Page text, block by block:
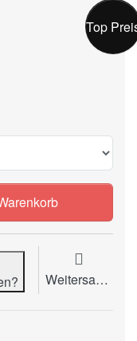
Top
COPY (80 g/m2,
Weitersagen